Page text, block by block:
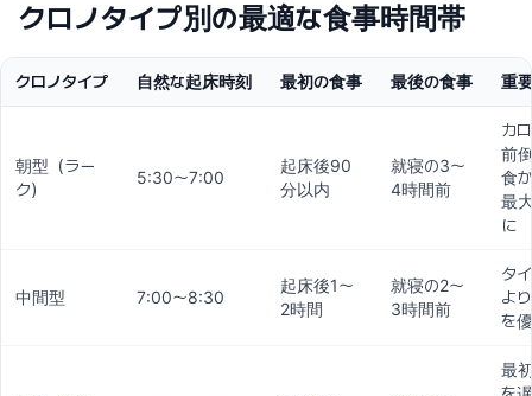
クロノタイプ別の最適な食事時間帯
クロノタイプ 自然な起床時刻 最初の食事 最後の食事 重
朝型（ラー
ク）
5:30〜7:00
起床後90
分以内
就寝の3〜
4時間前
カ
前
食
最
に
中間型 7:00〜8:30
起床後1〜
2時間
就寝の2〜
3時間前
タ
よ
を
最